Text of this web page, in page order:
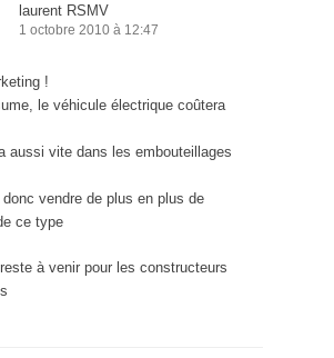
laurent RSMV
1 octobre 2010 à 12:47
!
le véhicule électrique coûtera
aussi vite dans les embouteillages
donc vendre de plus en plus de
ce type
à venir pour les constructeurs